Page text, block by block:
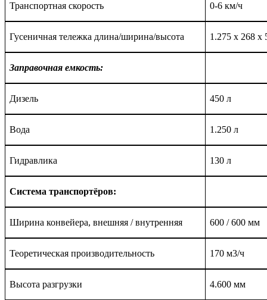
Транспортная скорость 0-6 км/ч
Гусеничная тележка длина/ширина/высота 1.275 х 268 х
Заправочная емкость:
Дизель 450 л
Вода 1.250 л
Гидравлика 130 л
Система транспортёров:
Ширина конвейера, внешняя / внутренняя 600/ 600 мм
Теоретическая производительность 170 м3/ч
Высота разгрузки 4.600 мм